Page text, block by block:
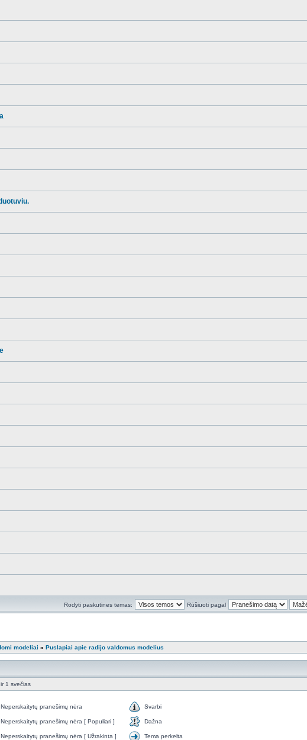
Rodyti paskutines temas: Rūšiuoti pagal
modeliai » Puslapiai apie radijo valdomus modelius
1 svečias
Neperskaitytų pranešimų nėra Svarbi
Neperskaitytų pranešimų nėra [ Populiari ] Dažna
Neperskaitytų pranešimų nėra [ Užrakinta ] Tema perkelta